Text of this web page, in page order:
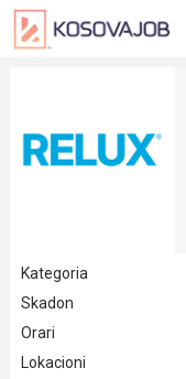
Kategoria
Skadon
Orari
Lokacioni